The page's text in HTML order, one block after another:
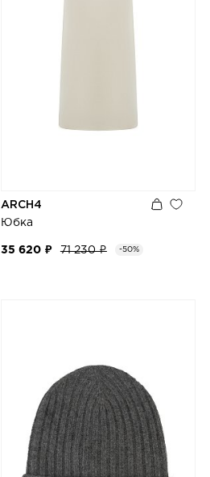
ARCH4
Юбка
35 620 ₽ 71 230 ₽ -50%